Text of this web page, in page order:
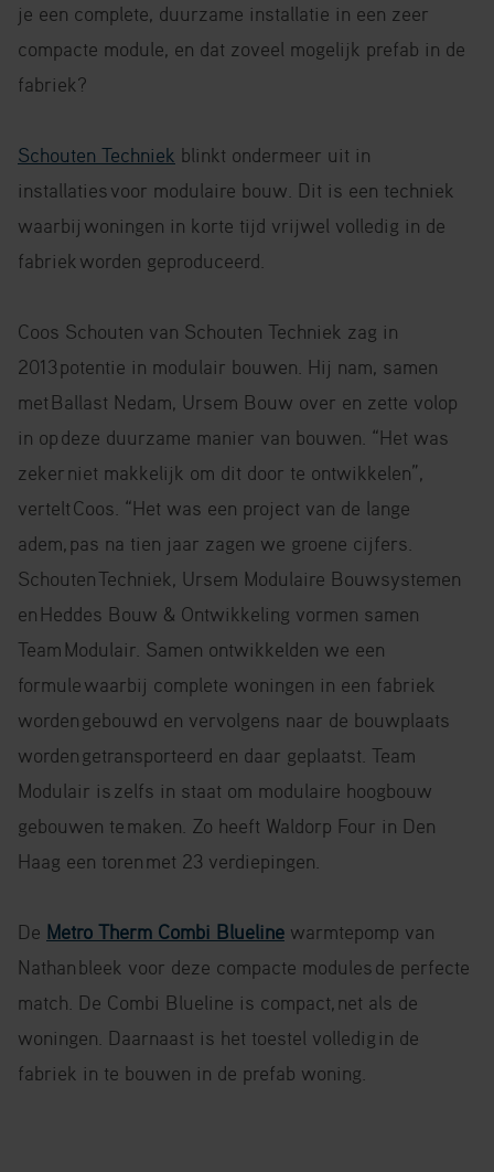
je een complete, duurzame installatie in een zeer
compacte module, en dat zoveel mogelijk prefab in de
fabriek?
Schouten Techniek blinkt ondermeer uit in
installatiesvoor modulaire bouw. Dit is een techniek
waarbij woningen in korte tijd vrijwel volledig in de
fabriek worden geproduceerd.
Coos Schouten van Schouten Techniek zag in
2013potentie in modulair bouwen. Hij nam, samen
met Ballast Nedam, Ursem Bouw over en zette volop
in opdeze duurzame manier van bouwen. “Het was
zekerniet makkelijk om dit door te ontwikkelen”,
verteltCoos. “Het was een project van de lange
adem,pas na tien jaar zagen we groene cijfers.
SchoutenTechniek, Ursem Modulaire Bouwsystemen
en Heddes Bouw & Ontwikkeling vormen samen
Team Modulair. Samen ontwikkelden we een
formulewaarbij complete woningen in een fabriek
wordengebouwd en vervolgens naar de bouwplaats
wordengetransporteerd en daar geplaatst. Team
Modulair iszelfs in staat om modulaire hoogbouw
gebouwen temaken. Zo heeft Waldorp Four in Den
Haag een torenmet 23 verdiepingen.
De Metro Therm Combi Blueline warmtepomp van
Nathan bleek voor deze compacte modules de perfecte
match. De Combi Blueline is compact, net als de
woningen. Daarnaast is het toestel volledig in de
fabriek in te bouwen in de prefab woning.